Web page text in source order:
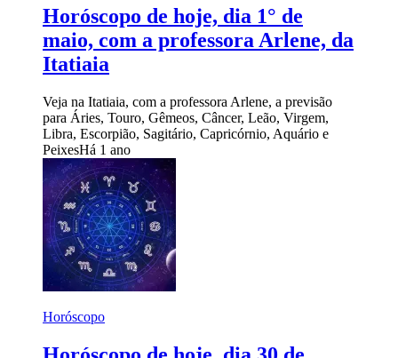
Horóscopo de hoje, dia 1° de
maio, com a professora Arlene, da
Itatiaia
Veja na Itatiaia, com a professora Arlene, a previsão
para Áries, Touro, Gêmeos, Câncer, Leão, Virgem,
Libra, Escorpião, Sagitário, Capricórnio, Aquário e
PeixesHá 1 ano
Horóscopo